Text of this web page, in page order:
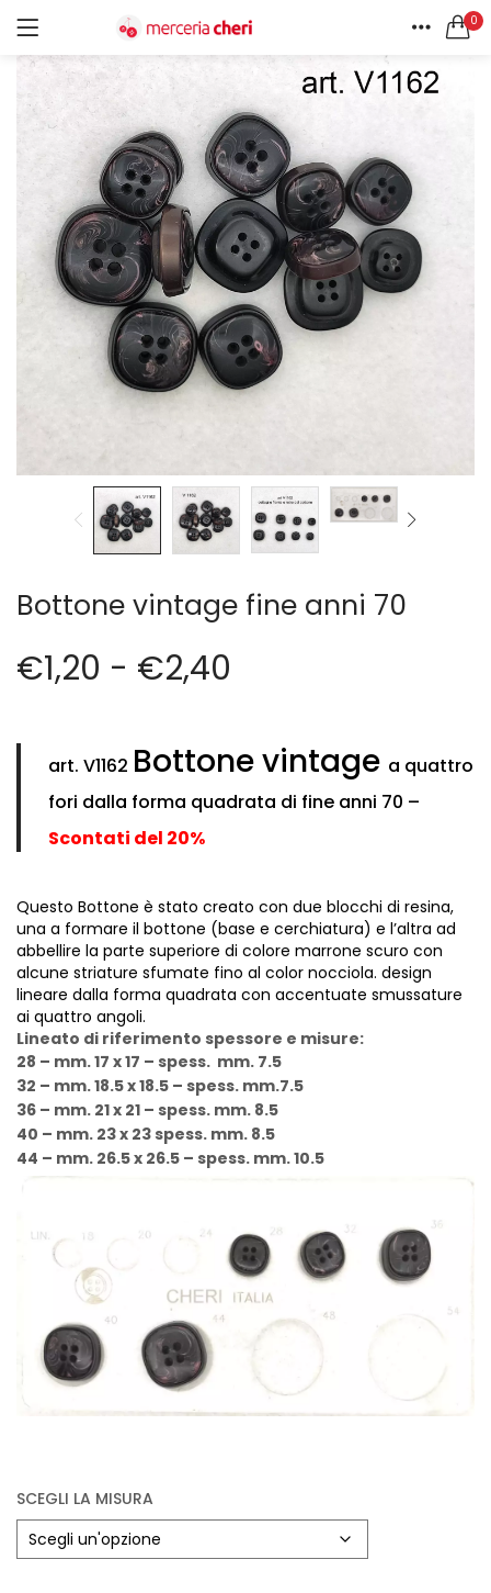
0
ACCOUNT
ACCEDI REGISTRATI
Ricordami
Password dimenticata?
CERCA IN:
Tutte le categorie
Accessori Design (56)
Accessori merceria (94)
Cesti portalavoro (8)
Aghi e spilli (24)
Applicazioni (26)
Borse (6)
Bottoni Vintage (204)
Lotti di Bottoni vintage (27)
Bottoni/alamari/automatici (46)
Cappelli (16)
Cerniere lampo / Zip/Fibbie (27)
Elastici (10)
filati cucirini e affini (9)
Fodere (5)
LANA (27)
Pizzi (11)
Quadri Mezzo Punto (92)
Sciarpe (8)
Set di Bottoni Vintage (77)
Swarovski (2)
Vintage (165)
Bottone vintage fine anni 70
€1,20 - €2,40
art. V1162 Bottone vintage a quattro
fori dalla forma quadrata di fine anni 70 –
Scontati del 20%
Questo Bottone è stato creato con due blocchi di resina,
una a formare il bottone (base e cerchiatura) e l’altra ad
abbellire la parte superiore di colore marrone scuro con
alcune striature sfumate fino al color nocciola. design
lineare dalla forma quadrata con accentuate smussature
ai quattro angoli.
Lineato di riferimento spessore e misure:
28 – mm. 17 x 17 – spess. mm. 7.5
32 – mm. 18.5 x 18.5 – spess. mm.7.5
36 – mm. 21 x 21 – spess. mm. 8.5
40 – mm. 23 x 23 spess. mm. 8.5
44 – mm. 26.5 x 26.5 – spess. mm. 10.5
SCEGLI LA MISURA